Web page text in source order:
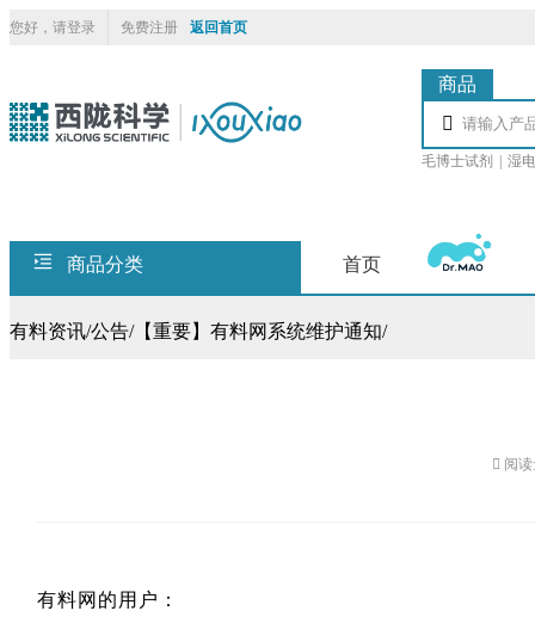
您好，请登录 免费注册 返回首页
商品

毛博士试剂 湿
商品分类 首页
有料资讯/公告/【重要】有料网系统维护通知/
 阅
有料网的用户：